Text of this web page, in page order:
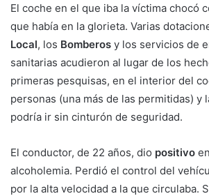
El coche en el que iba la víctima chocó
que había en la glorieta. Varias
Local, los Bomberos y los servicios de
sanitarias acudieron al lugar de los
primeras pesquisas, en el interior del
personas (una más de las permitidas) y
podría ir sin cinturón de seguridad.
El conductor, de 22 años, dio positivo
alcoholemia. Perdió el control del
por la alta velocidad a la que circulaba.